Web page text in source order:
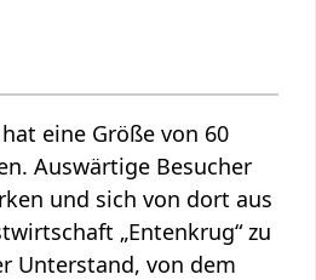
eine Größe von 60
Auswärtige Besucher
und sich von dort aus
„Entenkrug“ zu
Unterstand, von dem